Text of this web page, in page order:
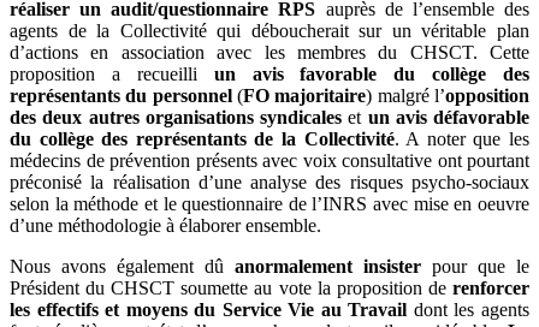
réaliser un audit/questionnaire RPS auprès de l’ensemble des
agents de la Collectivité qui déboucherait sur un véritable plan
d’actions en association avec les membres du CHSCT. Cette
proposition a recueilli un avis favorable du collège des
représentants du personnel(FO majoritaire) malgré l’opposition
des deux autres organisations syndicales et un avis défavorable
du collège des représentants de la Collectivité. A noter que les
médecins de prévention présents avec voix consultative ont pourtant
préconisé la réalisation d’une analyse des risques psycho-sociaux
selon la méthode et le questionnaire de l’INRS avec mise en oeuvre
d’une méthodologie à élaborer ensemble.
Nous avons également dû anormalement insister pour que le
Président du CHSCT soumette au vote la proposition de renforcer
les effectifs et moyens du Service Vie au Travail dont les agents